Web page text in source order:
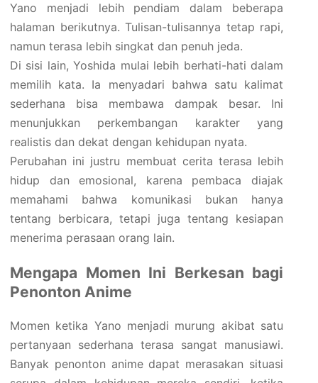
Yano menjadi lebih pendiam dalam beberapa
halaman berikutnya. Tulisan-tulisannya tetap rapi,
namun terasa lebih singkat dan penuh jeda.
Di sisi lain, Yoshida mulai lebih berhati-hati dalam
memilih kata. Ia menyadari bahwa satu kalimat
sederhana bisa membawa dampak besar. Ini
menunjukkan perkembangan karakter yang
realistis dan dekat dengan kehidupan nyata.
Perubahan ini justru membuat cerita terasa lebih
hidup dan emosional, karena pembaca diajak
memahami bahwa komunikasi bukan hanya
tentang berbicara, tetapi juga tentang kesiapan
menerima perasaan orang lain.
Mengapa Momen Ini Berkesan bagi
Penonton Anime
Momen ketika Yano menjadi murung akibat satu
pertanyaan sederhana terasa sangat manusiawi.
Banyak penonton anime dapat merasakan situasi